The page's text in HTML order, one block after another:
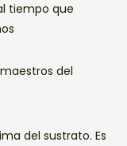
tiempo que
del
del sustrato. Es